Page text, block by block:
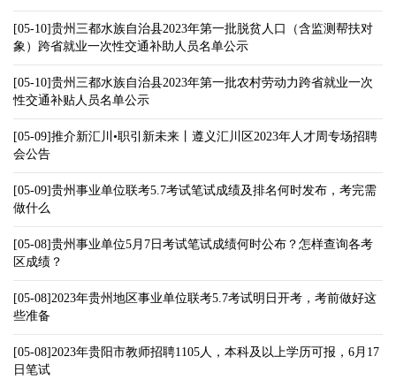
[05-10]贵州三都水族自治县2023年第一批脱贫人口（含监测帮扶对
象）跨省就业一次性交通补助人员名单公示
[05-10]贵州三都水族自治县2023年第一批农村劳动力跨省就业一次
性交通补贴人员名单公示
[05-09]推介新汇川•职引新未来丨遵义汇川区2023年人才周专场招聘
会公告
[05-09]贵州事业单位联考5.7考试笔试成绩及排名何时发布，考完需
做什么
[05-08]贵州事业单位5月7日考试笔试成绩何时公布？怎样查询各考
区成绩？
[05-08]2023年贵州地区事业单位联考5.7考试明日开考，考前做好这
些准备
[05-08]2023年贵阳市教师招聘1105人，本科及以上学历可报，6月17
日笔试